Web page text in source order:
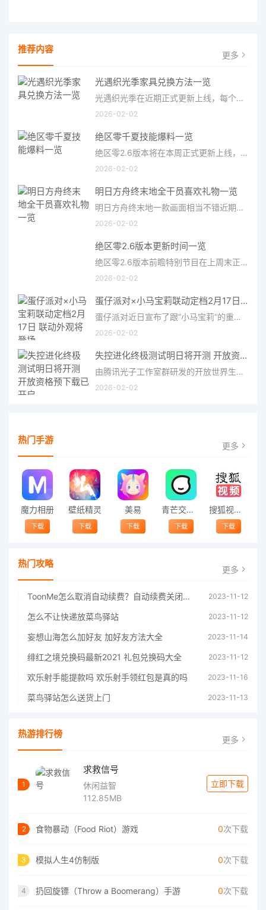
推荐内容 更多
光遇织光季家具兑换方法一览
光遇织光季在近期正式更新上线，每个季节都有着许多全新内容和资讯可以让你来体验，不少刚体验的小伙伴想要知道
2026-02-02
绝区零千夏技能爆料一览
绝区零2.6版本将在本周正式更新上线，上周的前瞻直播官方给玩家们带来关于最新版本的卡池信息和相关活动内容，
2026-02-02
明日方舟终末地全干员喜欢礼物一览
明日方舟终末地一款画面相当不错近期非常火爆的大型二次元冒险游戏，这里有相当多好看的干员可以让你来抽取并
2026-02-02
绝区零2.6版本更新时间一览
绝区零2.6版本前瞻特别节目在上周末正式播出，官方给玩家们带来了许多关于最新版本的相关资讯和上线时间，不少
2026-02-02
蛋仔派对×小马宝莉联动定档2月17日 联动外观将登场
蛋仔派对近日宣布了跟“小马宝莉”的重磅联动！并且时间定档在了2月17日，此次联动将会上新很多外观，各种小马宝
2026-02-02
失控进化终极测试明日将开测 开放资格预下载已开启
由腾讯光子工作室群研发的开放世界生存进化手游《失控进化》宣布，终极测试将于明日正式开启，目前测试资格预下
2026-02-02
热门手游 更多
魔力相册
下载
壁纸精灵
下载
美易
下载
青芒交友软件官方版2021 v1.3
下载
搜狐视频app免费送会员下载安装到手机 v8.8.5
下载
热门攻略 更多
ToonMe怎么取消自动续费？自动续费关闭方法 2023-11-12
怎么不让快递放菜鸟驿站 2023-11-12
妄想山海怎么加好友 加好友方法大全 2023-11-14
绯红之境兑换码最新2021 礼包兑换码大全 2023-11-12
欢乐射手能提款吗 欢乐射手领红包是真的吗 2023-11-16
菜鸟驿站怎么送货上门 2023-11-13
热游排行榜 更多
1
求救信号
休闲益智
112.85MB
立即下载
2 食物暴动（Food Riot）游戏 0次下载
3 模拟人生4仿制版 0次下载
4 扔回旋镖（Throw a Boomerang）手游 0次下载